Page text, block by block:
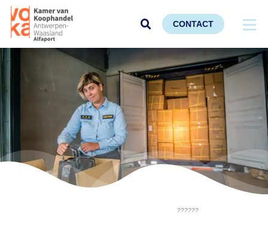
CONTACT
??????